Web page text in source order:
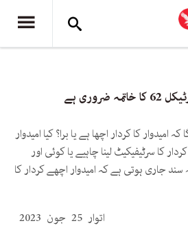
ہے
کا کردار اچھا ہے یا برا؟ کیا امیدوار
کا سرٹیفیکیٹ لینا چاہیے یا کوئی اور
جاری ہوتی ہے کہ امیدوار اچھے کردار کا
اتوار 25 جون 2023